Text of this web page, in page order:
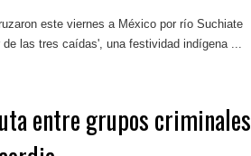
este viernes a México por río Suchiate
las tres caídas', una festividad indígena ...
entre grupos criminales